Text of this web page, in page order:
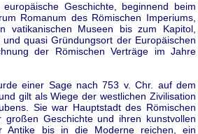
Geschichte, beginnend beim
Romanum des Römischen Imperiums,
vatikanischen Museen bis zum Kapitol,
quasi Gründungsort der Europäischen
der Römischen Verträge im Jahre
einer Sage nach 753 v. Chr. auf dem
gilt als Wiege der westlichen Zivilisation
Sie war Hauptstadt des Römischen
Geschichte und ihren kunstvollen
Antike bis in die Moderne reichen, ein